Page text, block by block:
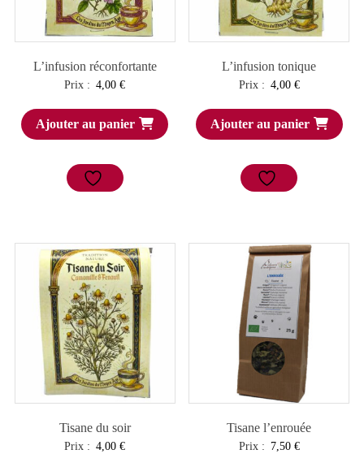
L’infusion réconfortante
Prix : 4,00€
Ajouter au panier
L’infusion tonique
Prix : 4,00 €
Ajouter au panier
Tisane du soir
Prix : 4,00€
Tisane l’enrouée
Prix : 7,50 €